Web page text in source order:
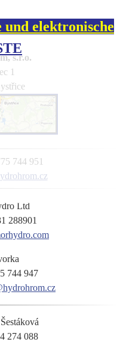
und elektronische
s.r.o.
1
744 951
Ltd
288901
744 947
274 088